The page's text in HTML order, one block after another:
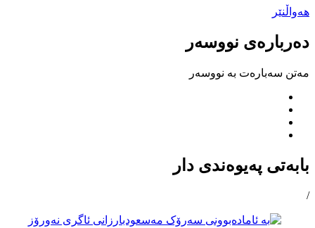
هەواڵنێر
دەربارەی نووسەر
مەتن سەبارەت بە نووسەر
بابەتی پەیوەندی دار
/